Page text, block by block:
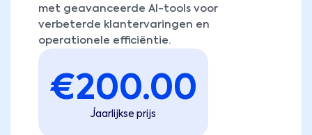
€200.00
Jaarlijkse prijs
met geavanceerde AI-tools voor
verbeterde klantervaringen en
operationele efficiëntie.